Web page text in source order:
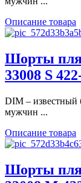
Описание товара
Шорты
33008 S
DIM – известный
мужчин ...
Описание товара
Шорты